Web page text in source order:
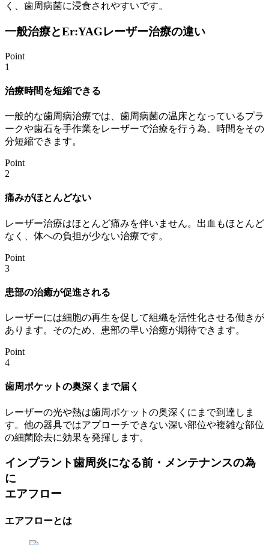
く、歯周病菌に浸食されやすいです。
一般治療とEr:YAGレーザー治療の違い
Point
1
治療時間を短縮できる
一般的な歯周病治療では、歯周病菌の温床となっているプラ
ークや歯石を手作業をレーザーで治療を行う為、時間をその
分短縮できます。
Point
2
痛みがほとんどない
レーザー治療はほとんど痛みを伴いません。出血もほとんど
なく、体への負担が少ない治療です。
Point
3
患部の治癒が促進される
レーザーには細胞の再生を促して組織を活性化させる働きが
あります。そのため、患部の早い治癒が期待できます。
Point
4
歯周ポケットの奥深くまで届く
レーザーの光や熱は歯周ポケットの奥深くにまで到達しま
す。他の器具ではアプローチできない深い部位や複雑な部位
の細菌除去に効果を発揮します。
インプラント歯周炎になる前・メンテナンスの為
に
エアフロー
エアフローとは